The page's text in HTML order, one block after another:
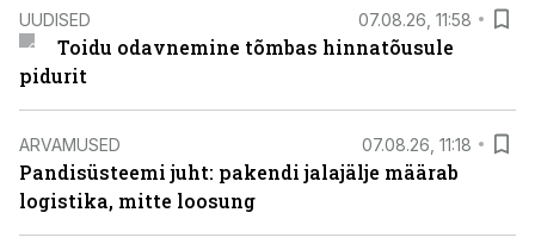
UUDISED 07.08.26, 11:58
Toidu odavnemine tõmbas hinnatõusule
pidurit
ARVAMUSED 07.08.26, 11:18
Pandisüsteemi juht: pakendi jalajälje määrab
logistika, mitte loosung